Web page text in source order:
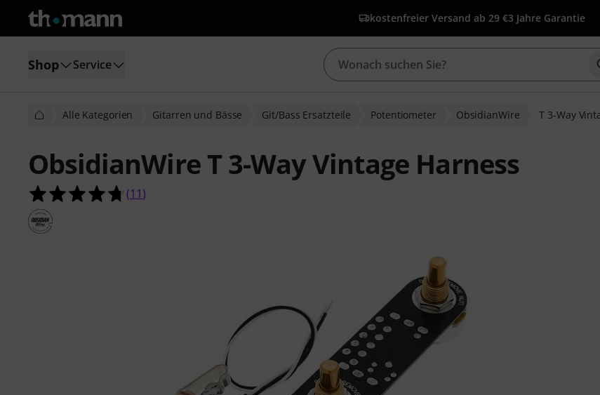
kostenfreier Versand ab 29 €3 Jahre Garantie
Shop Service
Alle Kategorien Gitarren und Bässe Git/Bass Ersatzteile Potentiometer ObsidianWire T 3-Way
ObsidianWire T 3-Way Vintage Harness
4.7 von 5 Sternen aus 11 Kundenbewertungen
(11)